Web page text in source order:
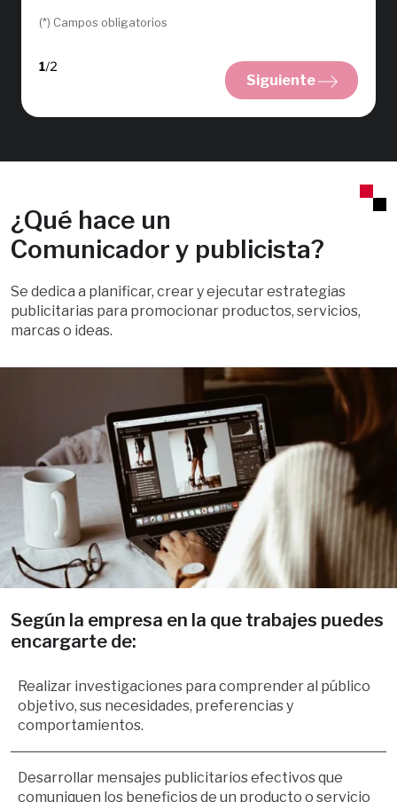
(*) Campos obligatorios
Siguiente
¿Qué hace un
Comunicador y publicista?
Se dedica a planificar, crear y ejecutar estrategias
publicitarias para promocionar productos, servicios,
marcas o ideas.
Según la empresa en la que trabajes puedes
encargarte de:
Realizar investigaciones para comprender al público
objetivo, sus necesidades, preferencias y
comportamientos.
Desarrollar mensajes publicitarios efectivos que
comuniquen los beneficios de un producto o servicio